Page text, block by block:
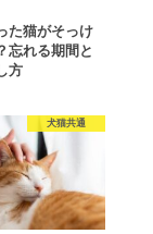
た猫がそっけ
忘れる期間と
方
犬猫共通